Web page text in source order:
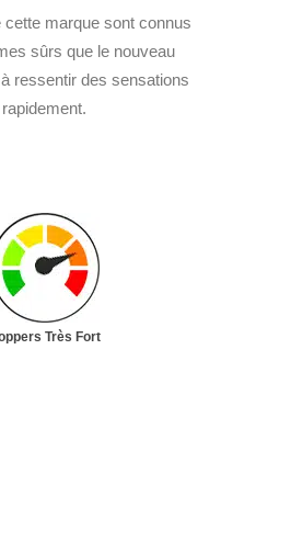
cette marque sont connus
sûrs que le nouveau
ressentir des sensations
Très Fort